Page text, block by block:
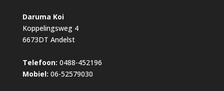
Daruma Koi
Koppelingsweg 4
6673DT Andelst
Telefoon: 0488-452196
Mobiel: 06-52579030